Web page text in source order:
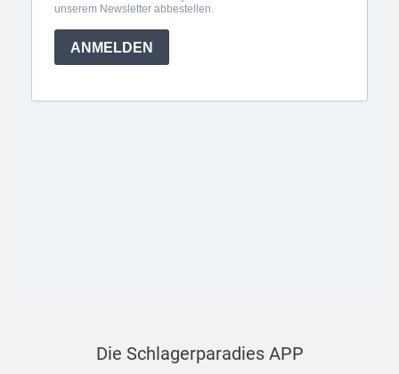
Die Schlagerparadies APP